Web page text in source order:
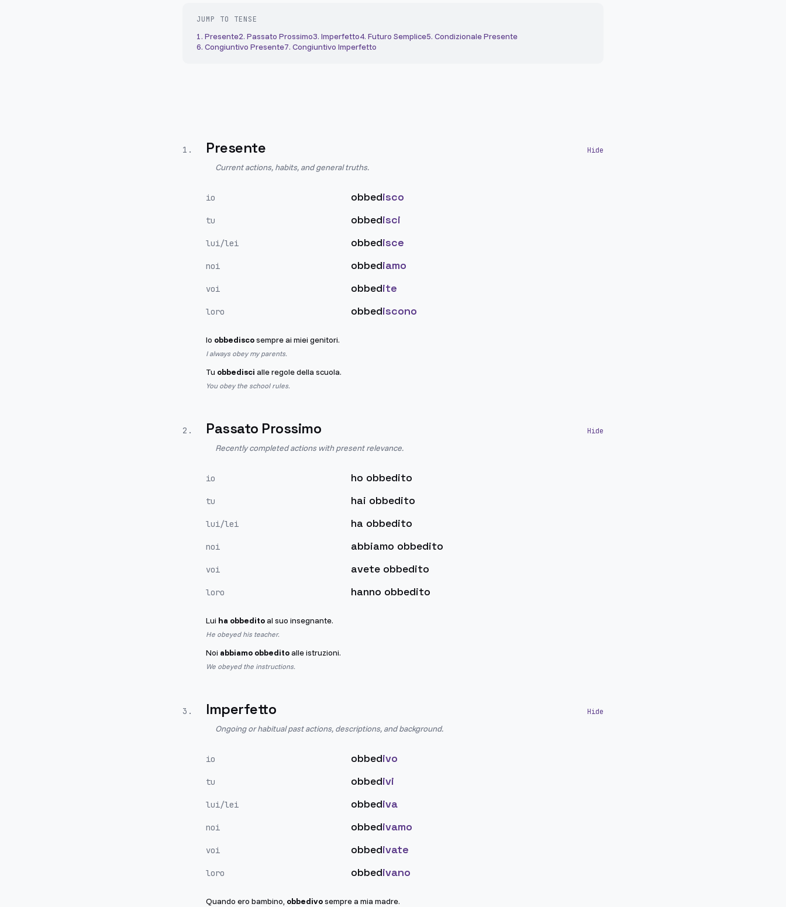
JUMP TO TENSE
1. Presente2. Passato Prossimo3. Imperfetto4. Futuro Semplice5. Condizionale Presente
6. Congiuntivo Presente7. Congiuntivo Imperfetto
1 . Presente
Current actions, habits, and general truths.
io obbedisco
tu obbedisci
lui/lei obbedisce
noi obbediamo
voi obbedite
loro obbediscono
Io obbediscosempre ai miei genitori.
I always obey my parents.
Tu obbedisci alle regole della scuola.
You obey the school rules.
2 . Passato Prossimo
Recently completed actions with present relevance.
io ho obbedito
tu hai obbedito
lui/lei ha obbedito
noi abbiamo obbedito
voi avete obbedito
loro hanno obbedito
Lui ha obbeditoal suo insegnante.
He obeyed his teacher.
Noi abbiamo obbeditoalle istruzioni.
We obeyed the instructions.
3 . Imperfetto
Ongoing or habitual past actions, descriptions, and background.
io obbedivo
tu obbedivi
lui/lei obbediva
noi obbedivamo
voi obbedivate
loro obbedivano
Quando ero bambino, obbedivosempre a mia madre.